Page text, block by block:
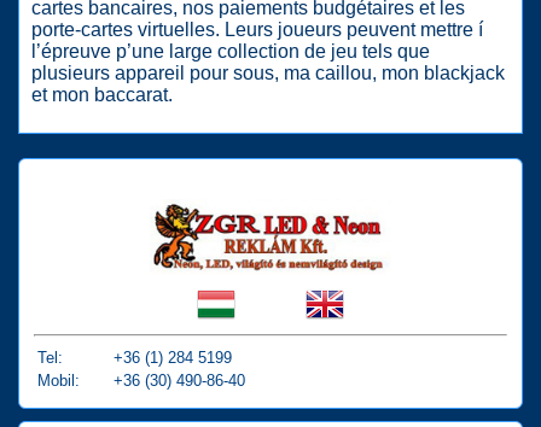
cartes bancaires, nos paiements budgétaires et les
porte-cartes virtuelles. Leurs joueurs peuvent mettre í
l’épreuve p’une large collection de jeu tels que
plusieurs appareil pour sous, ma caillou, mon blackjack
et mon baccarat.
Tel:
+36 (1) 284 5199
Mobil:
+36 (30) 490-86-40